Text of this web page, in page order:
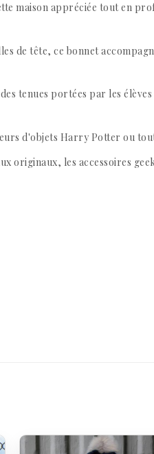
maison appréciée tout en
tête, ce bonnet
tenues portées par les
d'objets Harry Potter ou
originaux, les accessoires